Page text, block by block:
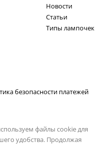
Новости
Статьи
Типы лампочек
безопасности платежей
файлы cookie для
удобства. Продолжая